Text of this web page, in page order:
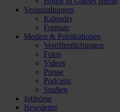
Veranstaltungen
Kalender
Formate
Medien & Publikationen
Veröffentlichungen
Fotos
Videos
Presse
Podcasts
Studien
Jobbörse
Newsletter